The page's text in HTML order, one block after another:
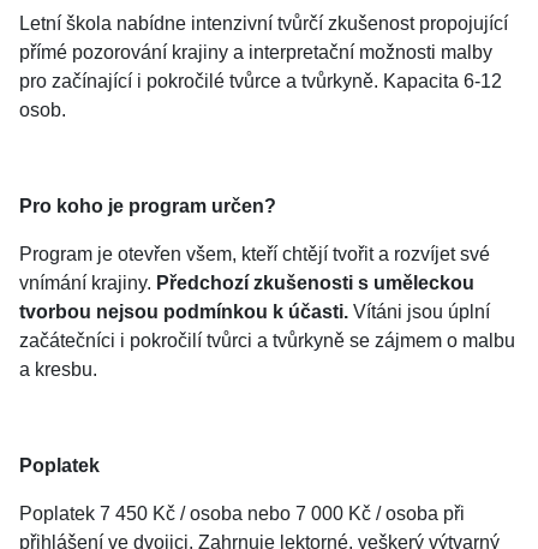
Letní škola nabídne intenzivní tvůrčí zkušenost propojující
přímé pozorování krajiny a interpretační možnosti malby
pro začínající i pokročilé tvůrce a tvůrkyně. Kapacita 6-12
osob.
Pro koho je program určen?
Program je otevřen všem, kteří chtějí tvořit a rozvíjet své
vnímání krajiny. Předchozí zkušenosti s uměleckou
tvorbou nejsou podmínkou k účasti. Vítáni jsou úplní
začátečníci i pokročilí tvůrci a tvůrkyně se zájmem o malbu
a kresbu.
Poplatek
Poplatek 7 450 Kč / osoba nebo 7 000 Kč / osoba při
přihlášení ve dvojici. Zahrnuje lektorné, veškerý výtvarný